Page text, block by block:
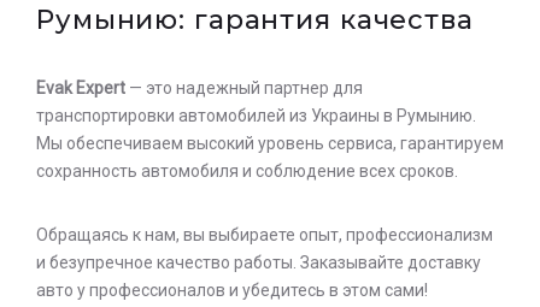
Румынию: гарантия качества
Evak Expert — это надежный партнер для
транспортировки автомобилей из Украины в Румынию.
Мы обеспечиваем высокий уровень сервиса, гарантируем
сохранность автомобиля и соблюдение всех сроков.
Обращаясь к нам, вы выбираете опыт, профессионализм
и безупречное качество работы. Заказывайте доставку
авто у профессионалов и убедитесь в этом сами!